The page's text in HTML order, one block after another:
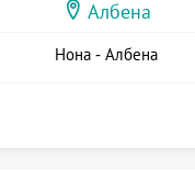
Албена
Нона - Албена